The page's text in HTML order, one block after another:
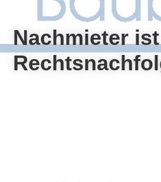
Nachmieter ist